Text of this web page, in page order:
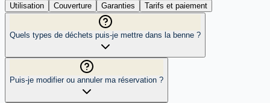
Utilisation
Couverture Garanties Tarifs et paiement
Quels types de déchets puis-je mettre dans la benne ?
Puis-je modifier ou annuler ma réservation ?